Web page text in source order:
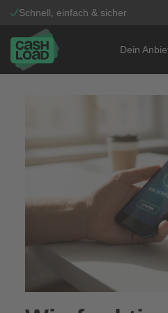
Zum Inhalt springen
Schnell, einfach & sicher
Dein